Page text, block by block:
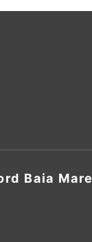
Baia Mare